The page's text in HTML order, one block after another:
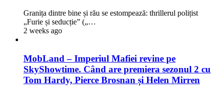
Granița dintre bine și rău se estompează: thrillerul polițist
„Furie și seducție” („…
2 weeks ago
MobLand – Imperiul Mafiei revine pe
SkyShowtime. Când are premiera sezonul 2 cu
Tom Hardy, Pierce Brosnan și Helen Mirren